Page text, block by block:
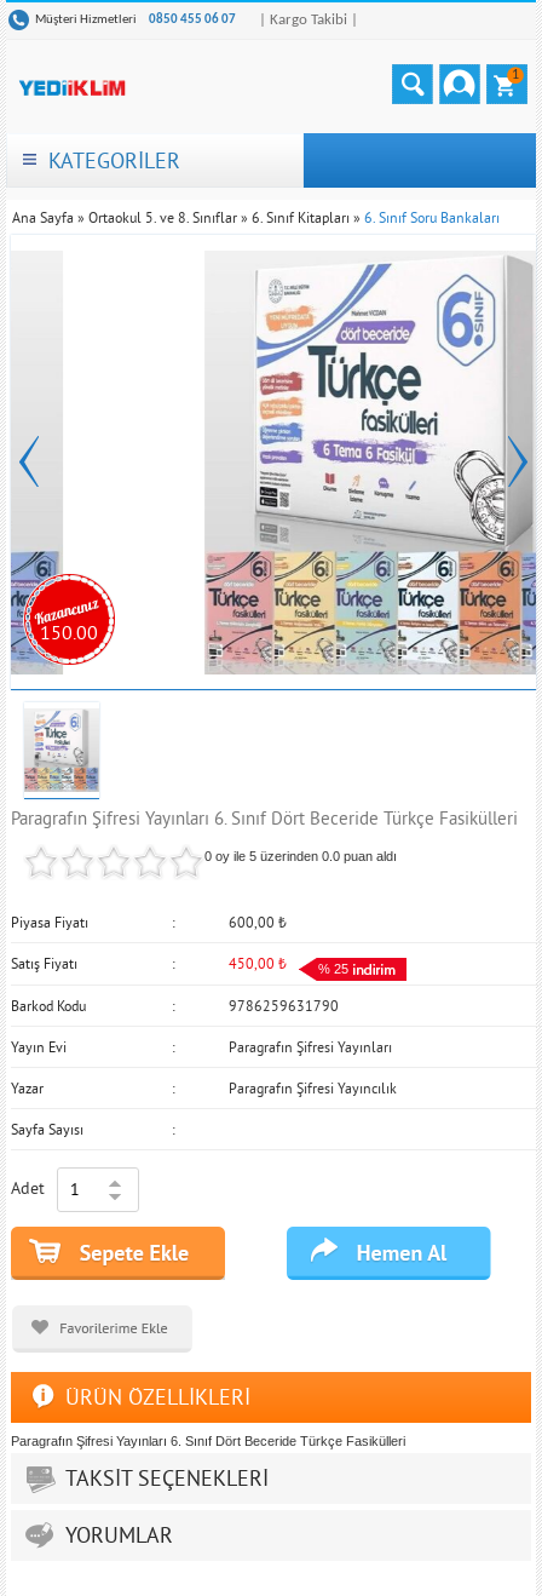
Müşteri Hizmetleri 0850 455 06 07 | Kargo Takibi |
1
KATEGORİLER
Ana Sayfa » Ortaokul 5. ve 8. Sınıflar » 6. Sınıf Kitapları » 6. Sınıf Soru Bankaları
150.00
Paragrafın Şifresi Yayınları 6. Sınıf Dört Beceride Türkçe Fasikülleri
0 oy ile 5 üzerinden0.0 puan aldı
Piyasa Fiyatı 600,00 ₺
Satış Fiyatı 450,00 ₺ % 25
Barkod Kodu 9786259631790
Yayın Evi Paragrafın Şifresi Yayınları
Yazar Paragrafın Şifresi Yayıncılık
Sayfa Sayısı
Adet
ÜRÜN ÖZELLİKLERİ
Paragrafın Şifresi Yayınları 6. Sınıf Dört Beceride Türkçe Fasikülleri
TAKSİT SEÇENEKLERİ
YORUMLAR